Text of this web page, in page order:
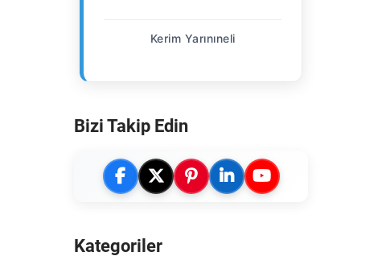
Kerim Yarınıneli
Bizi Takip Edin
Kategoriler